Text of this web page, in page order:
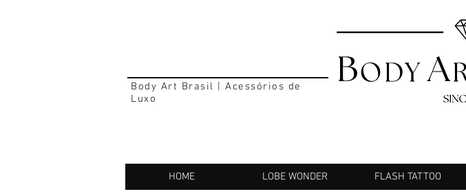
Body Art Brasil | Acessórios de
Luxo
HOME LOBE WONDER FLASH TATTOO